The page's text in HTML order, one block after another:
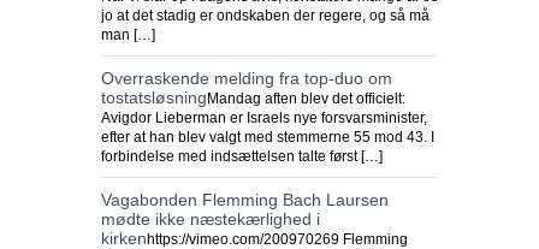
jo at det stadig er ondskaben der regere, og så må
man […]
Overraskende melding fra top-duo om
tostatsløsning Mandag aften blev det officielt:
Avigdor Lieberman er Israels nye forsvarsminister,
efter at han blev valgt med stemmerne 55 mod 43. I
forbindelse med indsættelsen talte først […]
Vagabonden Flemming Bach Laursen
mødte ikke næstekærlighed i
kirkenhttps://vimeo.com/200970269 Flemming